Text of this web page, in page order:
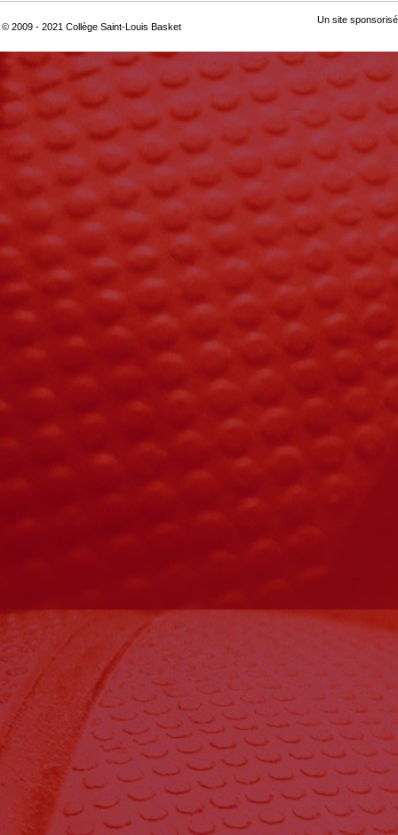
© 2009 - 2021 Collège Saint-Louis Basket
Un site